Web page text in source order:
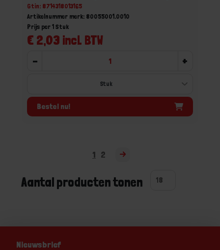
Gtin: 8714318013165
Artikelnummer merk: 80055001.0010
€ 2,03 incl. BTW
Prijs per 1 Stuk
- +
Bestel nu!
1 2
Aantal producten tonen
Nieuwsbrief